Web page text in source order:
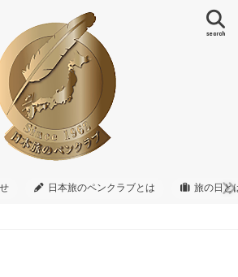
search
日本旅のペンクラブとは 旅の日と